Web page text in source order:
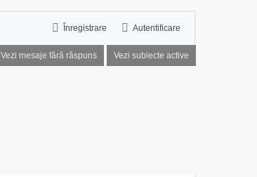
Autentificare
Înregistrare
Vezi mesaje fără răspuns Vezi subiecte active